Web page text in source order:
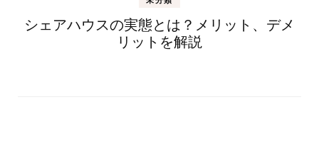
シェアハウスの実態とは？メリット、デメ
リットを解説